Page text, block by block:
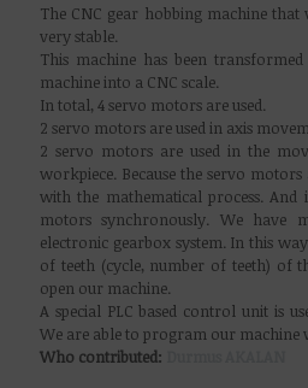
The CNC gear hobbing machine
very stable.
This machine has been
machine into a CNC scale.
In total, 4 servo motors are used.
2 servo motors are used in axis
2 servo motors are used in the
workpiece. Because the servo
with the mathematical process.
motors synchronously. We have
electronic gearbox system. In this
of teeth (cycle, number of teeth) of
open our machine.
A special PLC based control unit is
We are able to program our machine
Who contributed: